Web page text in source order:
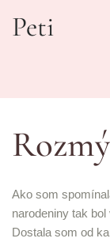
Peti
Ako som
narodeniny tak
Dostala som od